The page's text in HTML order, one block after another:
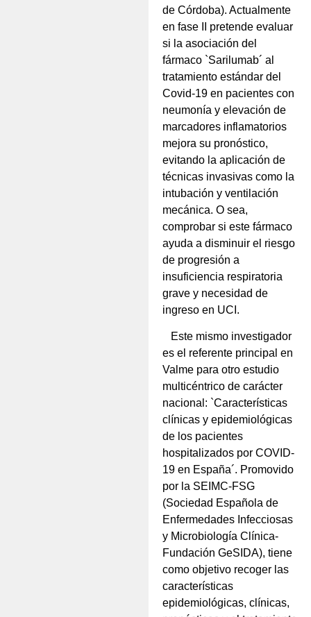
de Córdoba). Actualmente
en fase II pretende evaluar
si la asociación del
fármaco `Sarilumab´ al
tratamiento estándar del
Covid-19 en pacientes con
neumonía y elevación de
marcadores inflamatorios
mejora su pronóstico,
evitando la aplicación de
técnicas invasivas como la
intubación y ventilación
mecánica. O sea,
comprobar si este fármaco
ayuda a disminuir el riesgo
de progresión a
insuficiencia respiratoria
grave y necesidad de
ingreso en UCI.
Este mismo investigador
es el referente principal en
Valme para otro estudio
multicéntrico de carácter
nacional: `Características
clínicas y epidemiológicas
de los pacientes
hospitalizados por COVID-
19 en España´. Promovido
por la SEIMC-FSG
(Sociedad Española de
Enfermedades Infecciosas
y Microbiología Clínica-
Fundación GeSIDA), tiene
como objetivo recoger las
características
epidemiológicas, clínicas,